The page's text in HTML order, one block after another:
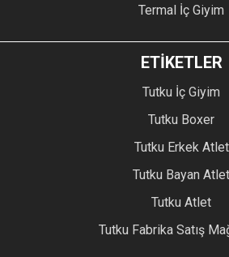
Termal İç Giyim
ETİKETLER
Tutku İç Giyim
Tutku Boxer
Tutku Erkek Atlet
Tutku Bayan Atlet
Tutku Atlet
Tutku Fabrika Satış